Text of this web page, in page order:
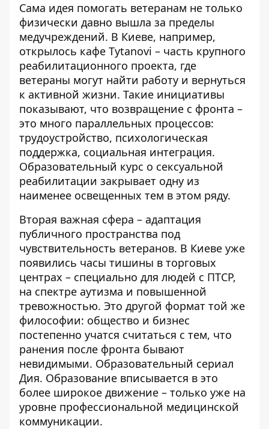
Сама идея помогать ветеранам не только
физически давно вышла за пределы
медучреждений. В Киеве, например,
открылось кафе Tytanovi – часть крупного
реабилитационного проекта, где
ветераны могут найти работу и вернуться
к активной жизни. Такие инициативы
показывают, что возвращение с фронта –
это много параллельных процессов:
трудоустройство, психологическая
поддержка, социальная интеграция.
Образовательный курс о сексуальной
реабилитации закрывает одну из
наименее освещенных тем в этом ряду.
Вторая важная сфера – адаптация
публичного пространства под
чувствительность ветеранов. В Киеве уже
появились часы тишины в торговых
центрах – специально для людей с ПТСР,
на спектре аутизма и повышенной
тревожностью. Это другой формат той же
философии: общество и бизнес
постепенно учатся считаться с тем, что
ранения после фронта бывают
невидимыми. Образовательный сериал
Дия. Образование вписывается в это
более широкое движение – только уже на
уровне профессиональной медицинской
коммуникации.